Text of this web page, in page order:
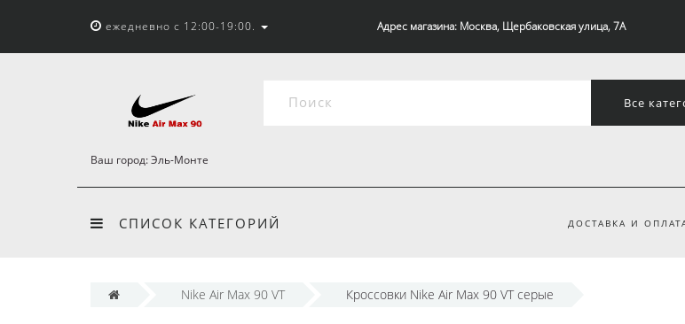
ежедневно с 12:00-19:00. Адрес магазина: Москва, Щербаковская улица, 7А
Все
Ваш город:Эль-Монте
СПИСОК КАТЕГОРИЙ ДОСТАВКА И
Nike Air Max 90 VT Кроссовки Nike Air Max 90 VT серые